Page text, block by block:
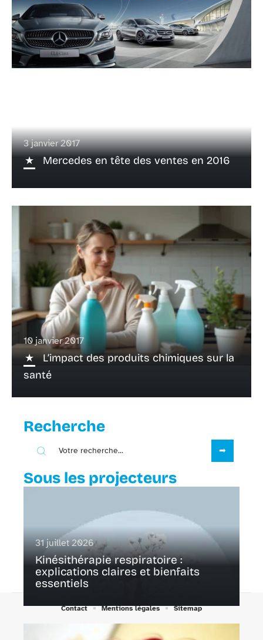
3 janvier 2017
Mercedes en tête des ventes en 2016
10 janvier 2017
L’impact des produits chimiques sur la
santé
Recherche
Sous les projecteurs
31 juillet 2026
Kinésithérapie respiratoire :
explications claires et bienfaits
essentiels
© 2025 | onsappelle.fr
Contact Mentions légales Sitemap